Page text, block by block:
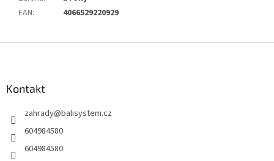
EAN: 4066529220929
Kontakt
zahrady@balisystem.cz
604984580
604984580